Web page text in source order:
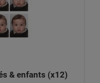
& enfants (x12)